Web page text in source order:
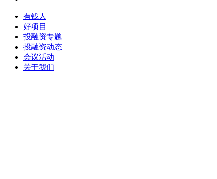
有钱人
好项目
投融资专题
投融资动态
会议活动
关于我们